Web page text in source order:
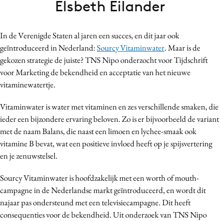
Carriere
Contentmarketing
Craft
Customer Experience
Design
Digital transformation
Diversiteit
Effectiviteit
Influencer marketing
Interne communicatie
Martech
In de Verenigde Staten al jaren een succes, en dit jaar ook
geïntroduceerd in Nederland:Sourcy Vitaminwater. Maar is de
gekozen strategie de juiste? TNS Nipo onderzocht voor Tijdschrift
voor Marketing de bekendheid en acceptatie van het nieuwe
vitaminewatertje.
Vitaminwater is water met vitaminen en zes verschillende smaken, die
ieder een bijzondere ervaring beloven. Zo is er bijvoorbeeld de variant
met de naam Balans, die naast een limoen en lychee-smaak ook
vitamine B bevat, wat een positieve invloed heeft op je spijsvertering
en je zenuwstelsel.
Sourcy Vitaminwater is hoofdzakelijk met een worth of mouth-
campagne in de Nederlandse markt geïntroduceerd, en wordt dit
najaar pas ondersteund met een televisiecampagne. Dit heeft
consequenties voor de bekendheid. Uit onderzoek van TNS Nipo
Elsbeth Eilander